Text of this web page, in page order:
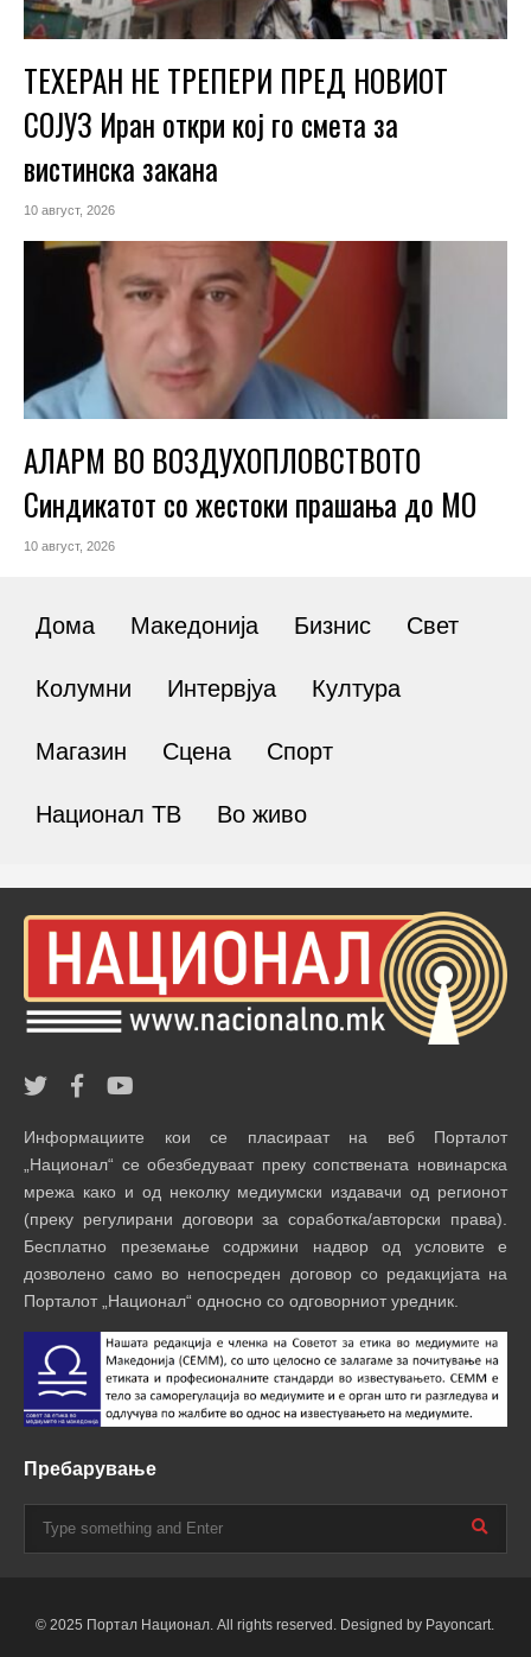
ТЕХЕРАН НЕ ТРЕПЕРИ ПРЕД НОВИОТ
СОЈУЗ Иран откри кој го смета за
вистинска закана
10 август, 2026
АЛАРМ ВО ВОЗДУХОПЛОВСТВОТО
Синдикатот со жестоки прашања до МО
10 август, 2026
Дома Македонија Бизнис Свет
Колумни Интервјуа Култура
Магазин Сцена Спорт
Национал ТВ Во живо
Информациите кои се пласираат на веб Порталот
„Национал“ се обезбедуваат преку сопствената новинарска
мрежа како и од неколку медиумски издавачи од регионот
(преку регулирани договори за соработка/авторски права).
Бесплатно преземање содржини надвор од условите е
дозволено само во непосреден договор со редакцијата на
Порталот „Национал“ односно со одговорниот уредник.
Пребарување
© 2025 Портал Национал. All rights reserved. Designed by Payoncart.